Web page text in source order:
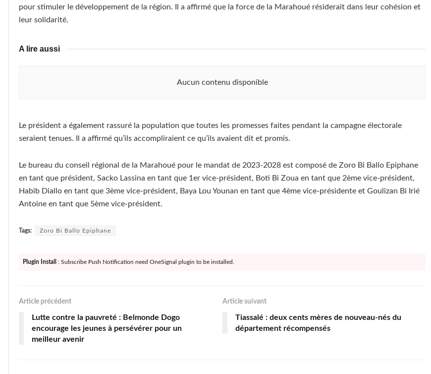
pour stimuler le développement de la région. Il a affirmé que la force de la Marahoué résiderait dans leur cohésion et
leur solidarité.
A lire aussi
Aucun contenu disponible
Le président a également rassuré la population que toutes les promesses faites pendant la campagne électorale
seraient tenues. Il a affirmé qu’ils accompliraient ce qu’ils avaient dit et promis.
Le bureau du conseil régional de la Marahoué pour le mandat de 2023-2028 est composé de Zoro Bi Ballo Epiphane
en tant que président, Sacko Lassina en tant que 1er vice-président, Boti Bi Zoua en tant que 2ème vice-président,
Habib Diallo en tant que 3ème vice-président, Baya Lou Younan en tant que 4ème vice-présidente et Goulizan Bi Irié
Antoine en tant que 5ème vice-président.
Tags: Zoro Bi Ballo Epiphane
Plugin Install : Subscribe Push Notification need OneSignal plugin to be installed.
Article précédent
Lutte contre la pauvreté : Belmonde Dogo
encourage les jeunes à persévérer pour un
meilleur avenir
Article suivant
Tiassalé : deux cents mères de nouveau-nés du
département récompensés